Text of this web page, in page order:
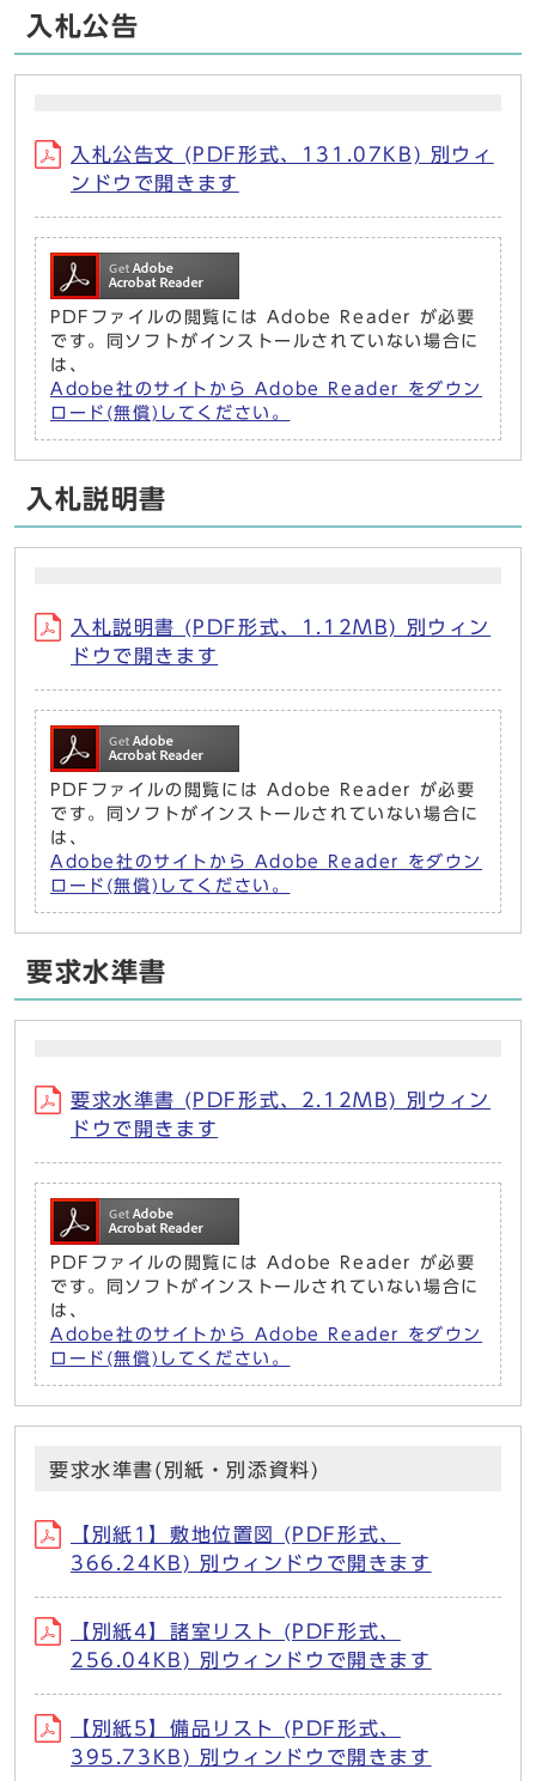
入札公告
入札公告文 (PDF形式、131.07KB) 別ウィ
ンドウで開きます
PDFファイルの閲覧には Adobe Reader が必要
です。同ソフトがインストールされていない場合に
は、
Adobe社のサイトから Adobe Reader をダウン
ロード(無償)してください。
入札説明書
入札説明書 (PDF形式、1.12MB) 別ウィン
ドウで開きます
PDFファイルの閲覧には Adobe Reader が必要
です。同ソフトがインストールされていない場合に
は、
Adobe社のサイトから Adobe Reader をダウン
ロード(無償)してください。
要求水準書
要求水準書 (PDF形式、2.12MB) 別ウィン
ドウで開きます
PDFファイルの閲覧には Adobe Reader が必要
です。同ソフトがインストールされていない場合に
は、
Adobe社のサイトから Adobe Reader をダウン
ロード(無償)してください。
要求水準書(別紙・別添資料)
【別紙1】敷地位置図 (PDF形式、
366.24KB) 別ウィンドウで開きます
【別紙4】諸室リスト (PDF形式、
256.04KB) 別ウィンドウで開きます
【別紙5】備品リスト (PDF形式、
395.73KB) 別ウィンドウで開きます